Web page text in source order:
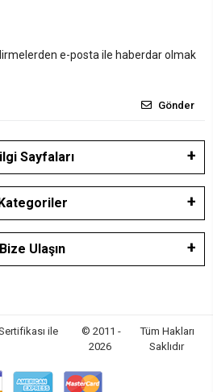
e-posta ile haberdar olmak
Gönder
Sayfaları
Bize Ulaşın
ile
© 2011 -
2026
Tüm Hakları
Saklıdır